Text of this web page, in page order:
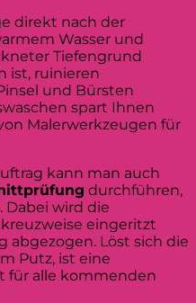
direkt nach der
Wasser und
Tiefengrund
ist, ruinieren
und Bürsten
spart Ihnen
Malerwerkzeugen für
kann man auch
durchführen,
wird die
eingeritzt
abgezogen. Löst sich die
Putz, ist eine
für alle kommenden